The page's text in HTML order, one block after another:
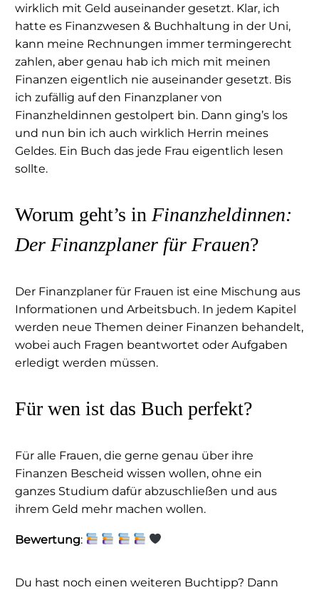
wirklich mit Geld auseinander gesetzt. Klar, ich
hatte es Finanzwesen & Buchhaltung in der Uni,
kann meine Rechnungen immer termingerecht
zahlen, aber genau hab ich mich mit meinen
Finanzen eigentlich nie auseinander gesetzt. Bis
ich zufällig auf den Finanzplaner von
Finanzheldinnen gestolpert bin. Dann ging’s los
und nun bin ich auch wirklich Herrin meines
Geldes. Ein Buch das jede Frau eigentlich lesen
sollte.
Worum geht’s in Finanzheldinnen:
Der Finanzplaner für Frauen?
Der Finanzplaner für Frauen ist eine Mischung aus
Informationen und Arbeitsbuch. In jedem Kapitel
werden neue Themen deiner Finanzen behandelt,
wobei auch Fragen beantwortet oder Aufgaben
erledigt werden müssen.
Für wen ist das Buch perfekt?
Für alle Frauen, die gerne genau über ihre
Finanzen Bescheid wissen wollen, ohne ein
ganzes Studium dafür abzuschließen und aus
ihrem Geld mehr machen wollen.
Bewertung:
Du hast noch einen weiteren Buchtipp? Dann